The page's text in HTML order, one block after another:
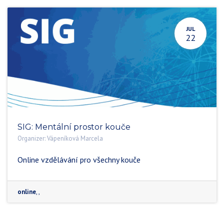
JUL
22
SIG: Mentální prostor kouče
Organizer:Vápeníková Marcela
Online vzdělávání pro všechny kouče
online,,